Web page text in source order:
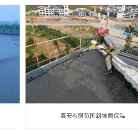
泰安有限范围斜坡面保温